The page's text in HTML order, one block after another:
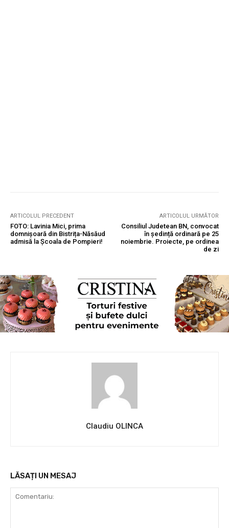
ARTICOLUL PRECEDENT
FOTO: Lavinia Mici, prima
domnișoară din Bistrița-Năsăud
admisă la Școala de Pompieri!
ARTICOLUL URMĂTOR
Consiliul Judetean BN, convocat
în ședință ordinară pe 25
noiembrie. Proiecte, pe ordinea
de zi
Claudiu OLINCA
LĂSAȚI UN MESAJ